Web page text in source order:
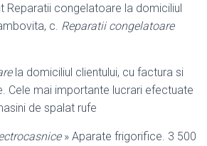
Reparatii congelatoare la domiciliul
c. Reparatii congelatoare
la domiciliul clientului, cu factura si
Cele mai importante lucrari efectuate
de spalat rufe
» Aparate frigorifice. 3 500